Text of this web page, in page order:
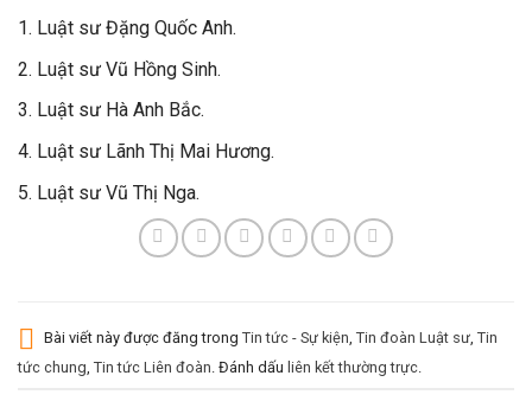
1. Luật sư Đặng Quốc Anh.
2. Luật sư Vũ Hồng Sinh.
3. Luật sư Hà Anh Bắc.
4. Luật sư Lãnh Thị Mai Hương.
5. Luật sư Vũ Thị Nga.
Bài viết này được đăng trong Tin tức - Sự kiện Tin đoàn Luật sư Tin
tức chung Tin tức Liên đoàn . Đánh dấu liên kết thường trực